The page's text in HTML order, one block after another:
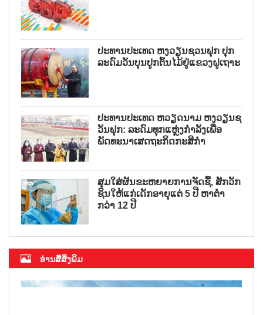
ປະທານປະເທດ ຫງວຽນຊວນຟຸກ ປຸກ
ລະດົມວັນບຸນປູກຕົ້ນໄມ້ຢູ່ແຂວງຝູເຖາະ
ປະທານປະເທດ ຫວຽດນາມ ຫງວຽນຊ
ວັນຟຸກ: ລະດົມທຸກແຫຼ່ງກຳລັງເພື່ອ
ພັດທະນາເສດຖະກິດກະສິກຳ
ສຸມໃສ່ຜັນຂະຫຍາຍການຈັດຊື້, ສັກວັກ
ຊິນໃຫ້ແກ່ເດັກອາຍຸແຕ່ 5 ປີ ຫາຕ່ຳ
ກວ່າ 12 ປີ
ອ່ານສື່ສິ່ງພິມ